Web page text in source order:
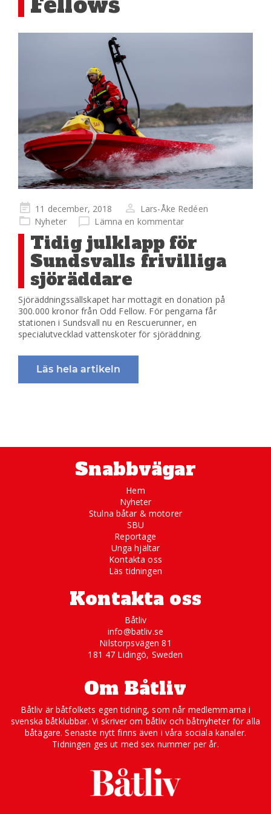
Publicerad
på
11 december, 2018
Lars-Åke Redéen
Nyheter
Lämna en kommentar
​Tidig julklapp för
Sundsvalls frivilliga
sjöräddare
Sjöräddningssällskapet har mottagit en donation på
300.000 kronor från Odd Fellow. För pengarna får
stationen i Sundsvall nu en Rescuerunner, en
specialutvecklad vattenskoter för sjöräddning.
Läs hela artikeln
Snabbvägar
Hem
Nyheter
Stulna båtar & motorer
SBU
Reportage
Unga hjältar
Kontakta oss
Läs tidningen
Kontakta oss
Båtliv
info@batliv.se
Nilstorpsvägen 81
181 47 Lidingö, Sweden
Om Båtliv
Båtliv är båtfolkets egen tidning, som når medlemmarna i
svenska båtklubbar. Vi skriver om båtliv och båtnyheter för alla
båtägare. Senaste nytt finns även i våra sociala kanaler.
Tidningen ges ut med sex nummer per år.